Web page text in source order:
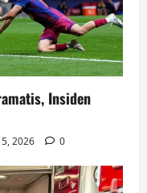
Insiden
2026 0